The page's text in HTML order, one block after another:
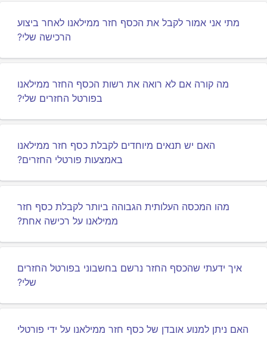
מתי אני אמור לקבל את הכסף חזר ממילאנו לאחר ביצוע
הרכישה שלי?
מה קורה אם לא רואה את רשות הכסף החזר ממילאנו
בפורטל החזרים שלי?
האם יש תנאים מיוחדים לקבלת כסף חזר ממילאנו
באמצעות פורטלי החזרים?
מהו המכסה העלותית הגבוהה ביותר לקבלת כסף חזר
ממילאנו על רכישה אחת?
איך ידעתי שהכסף החזר נרשם בחשבוני בפורטל החזרים
שלי?
האם ניתן למנוע אובדן של כסף חזר ממילאנו על ידי פורטלי